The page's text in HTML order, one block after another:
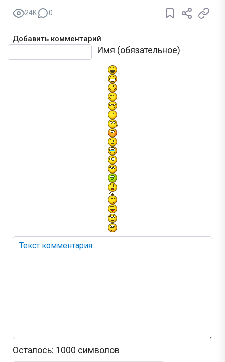
24K 0
Добавить комментарий
Имя (обязательное)
Текст комментария
Осталось: 1000 символов